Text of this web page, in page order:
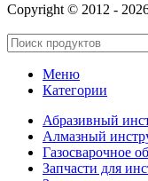
Copyright © 2012 -
Меню
Категории
Абразивный
Алмазный
Газосварочное
Запчасти для